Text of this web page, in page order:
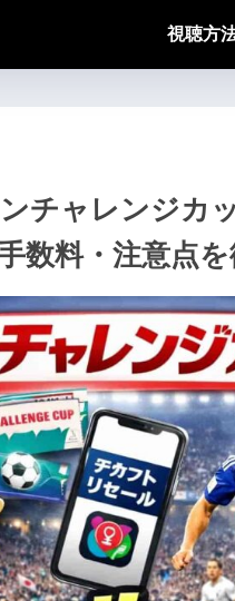
視聴方
ンチャレンジカ
数料・注意点